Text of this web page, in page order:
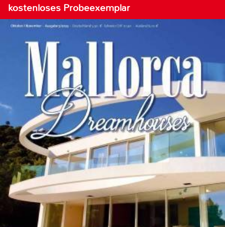
kostenloses Probeexemplar